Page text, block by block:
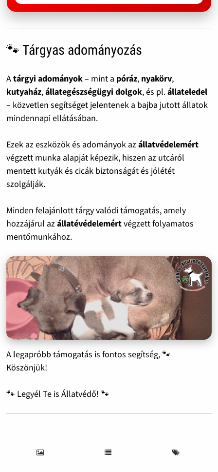
🐾 Tárgyas adományozás
Atárgyi adományok– mint a póráz, nyakörv,
kutyaház,állategészségügyi dolgok, és pl.állateledel
– közvetlen segítséget jelentenek a bajba jutott állatok
mindennapi ellátásában.
Ezek az eszközök és adományok azállatvédelemért
végzett munka alapját képezik, hiszen az utcáról
mentett kutyák és cicák biztonságát és jólétét
szolgálják.
Minden felajánlott tárgy valódi támogatás, amely
hozzájárul azállatévédelemértvégzett folyamatos
mentőmunkához.
A legapróbb támogatás is fontos segítség, 🐾
Köszönjük!
🐾 Legyél Te is Állatvédő! 🐾